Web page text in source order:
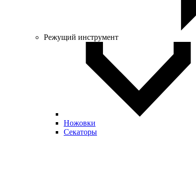
Режущий инструмент
Ножовки
Секаторы